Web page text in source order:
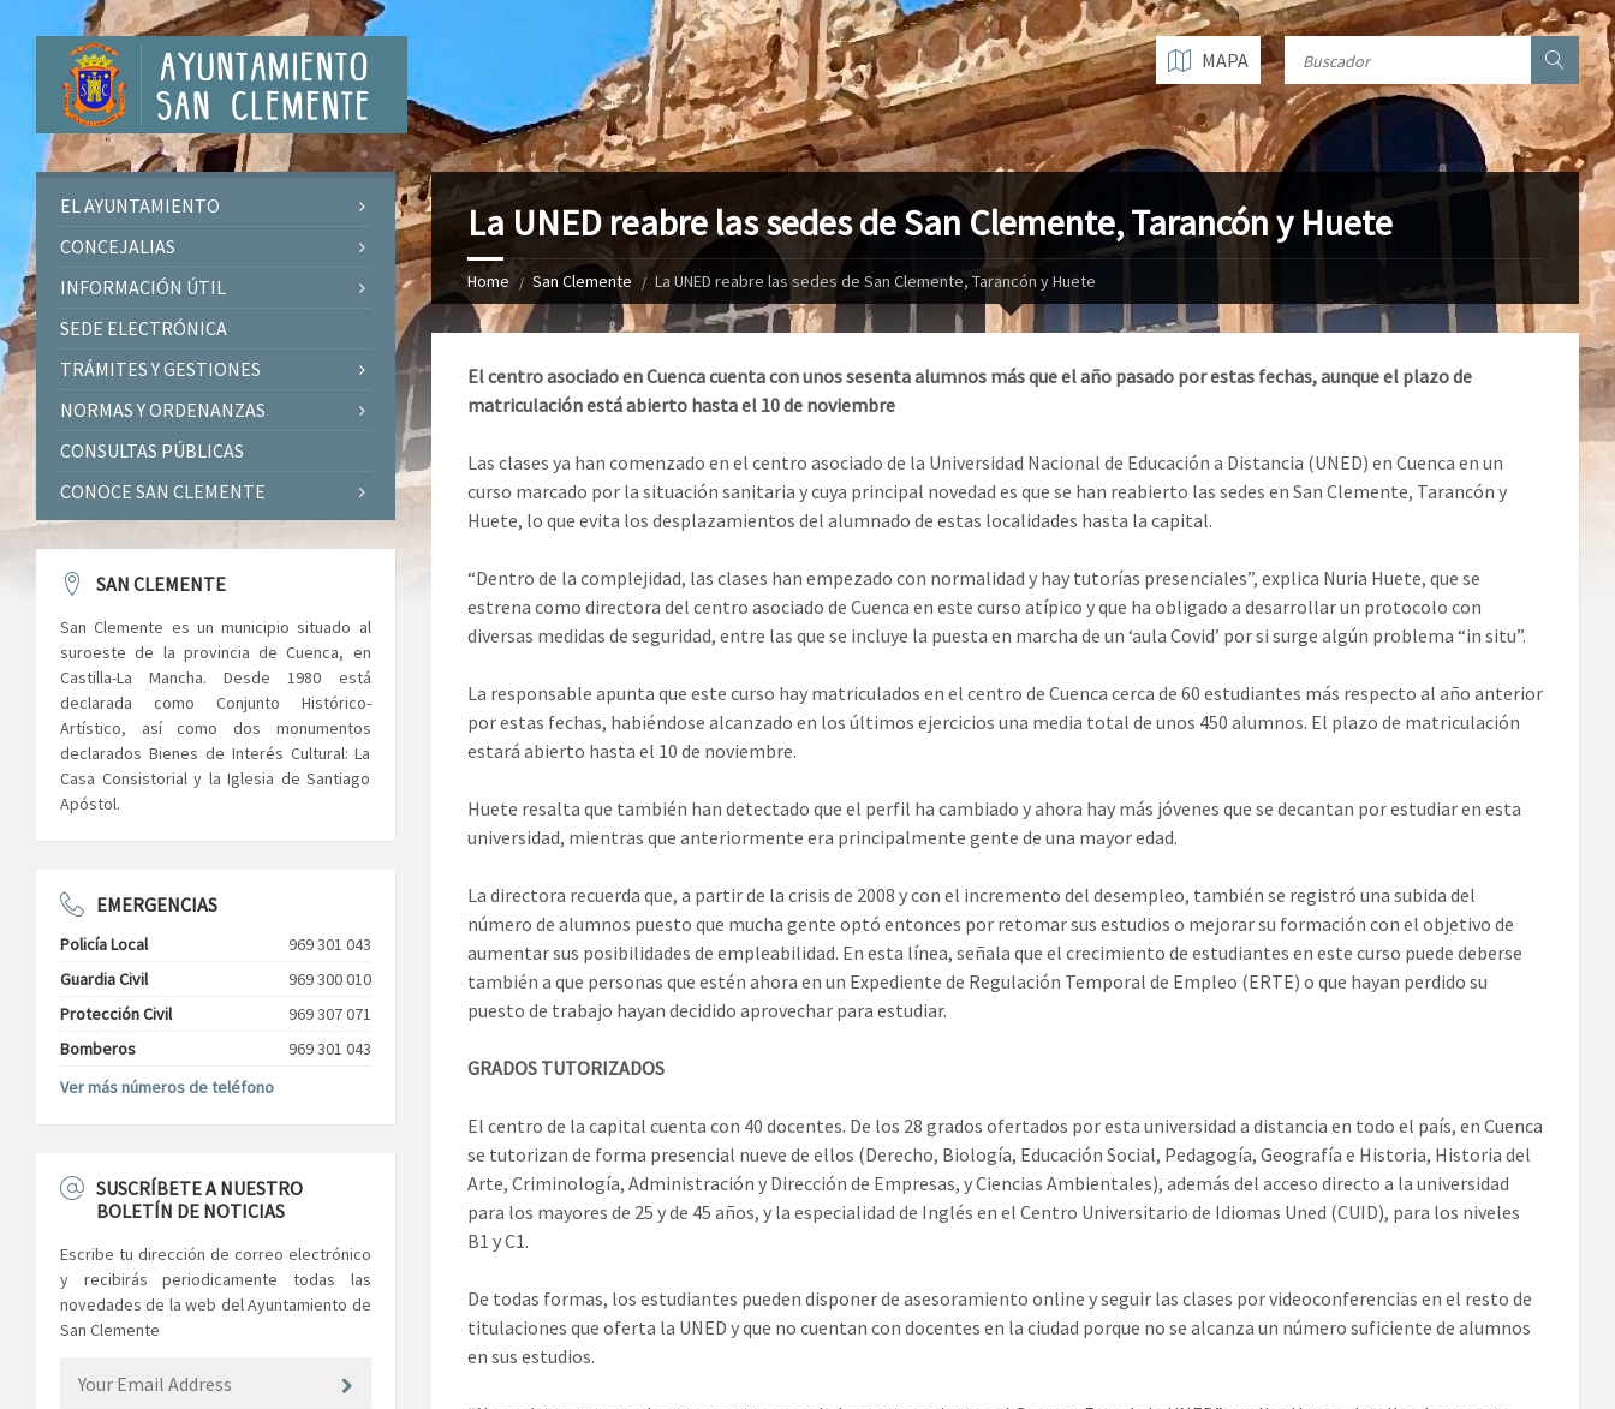
MAPA
La UNED reabre las sedes de San Clemente, Tarancón y Huete
Home San Clemente La UNED reabre las sedes de San Clemente, Tarancón y Huete
El centro asociado en Cuenca cuenta con unos sesenta alumnos más que el año pasado por estas fechas, aunque el plazo de
matriculación está abierto hasta el 10 de noviembre
Las clases ya han comenzado en el centro asociado de la Universidad Nacional de Educación a Distancia (UNED) en Cuenca en un
curso marcado por la situación sanitaria y cuya principal novedad es que se han reabierto las sedes en San Clemente, Tarancón y
Huete, lo que evita los desplazamientos del alumnado de estas localidades hasta la capital.
“Dentro de la complejidad, las clases han empezado con normalidad y hay tutorías presenciales”, explica Nuria Huete, que se
estrena como directora del centro asociado de Cuenca en este curso atípico y que ha obligado a desarrollar un protocolo con
diversas medidas de seguridad, entre las que se incluye la puesta en marcha de un ‘aula Covid’ por si surge algún problema “in situ”.
La responsable apunta que este curso hay matriculados en el centro de Cuenca cerca de 60 estudiantes más respecto al año anterior
por estas fechas, habiéndose alcanzado en los últimos ejercicios una media total de unos 450 alumnos. El plazo de matriculación
estará abierto hasta el 10 de noviembre.
Huete resalta que también han detectado que el perfil ha cambiado y ahora hay más jóvenes que se decantan por estudiar en esta
universidad, mientras que anteriormente era principalmente gente de una mayor edad.
La directora recuerda que, a partir de la crisis de 2008 y con el incremento del desempleo, también se registró una subida del
número de alumnos puesto que mucha gente optó entonces por retomar sus estudios o mejorar su formación con el objetivo de
aumentar sus posibilidades de empleabilidad. En esta línea, señala que el crecimiento de estudiantes en este curso puede deberse
también a que personas que estén ahora en un Expediente de Regulación Temporal de Empleo (ERTE) o que hayan perdido su
puesto de trabajo hayan decidido aprovechar para estudiar.
GRADOS TUTORIZADOS
El centro de la capital cuenta con 40 docentes. De los 28 grados ofertados por esta universidad a distancia en todo el país, en Cuenca
se tutorizan de forma presencial nueve de ellos (Derecho, Biología, Educación Social, Pedagogía, Geografía e Historia, Historia del
Arte, Criminología, Administración y Dirección de Empresas, y Ciencias Ambientales), además del acceso directo a la universidad
para los mayores de 25 y de 45 años, y la especialidad de Inglés en el Centro Universitario de Idiomas Uned (CUID), para los niveles
B1 y C1.
De todas formas, los estudiantes pueden disponer de asesoramiento online y seguir las clases por videoconferencias en el resto de
titulaciones que oferta la UNED y que no cuentan con docentes en la ciudad porque no se alcanza un número suficiente de alumnos
en sus estudios.
EL AYUNTAMIENTO
CONCEJALIAS
INFORMACIÓN ÚTIL
SEDE ELECTRÓNICA
TRÁMITES Y GESTIONES
NORMAS Y ORDENANZAS
CONSULTAS PÚBLICAS
CONOCE SAN CLEMENTE
SAN CLEMENTE
San Clemente es un municipio situado al
suroeste de la provincia de Cuenca, en
Castilla-La Mancha. Desde 1980 está
declarada como Conjunto Histórico-
Artístico, así como dos monumentos
declarados Bienes de Interés Cultural: La
Casa Consistorial y la Iglesia de Santiago
Apóstol.
EMERGENCIAS
Policía Local
969 301 043
Guardia Civil
969 300 010
Protección Civil
969 307 071
Bomberos
969 301 043
Ver más números de teléfono
SUSCRÍBETE A NUESTRO
BOLETÍN DE NOTICIAS
Escribe tu dirección de correo electrónico
y recibirás periodicamente todas las
novedades de la web del Ayuntamiento de
San Clemente